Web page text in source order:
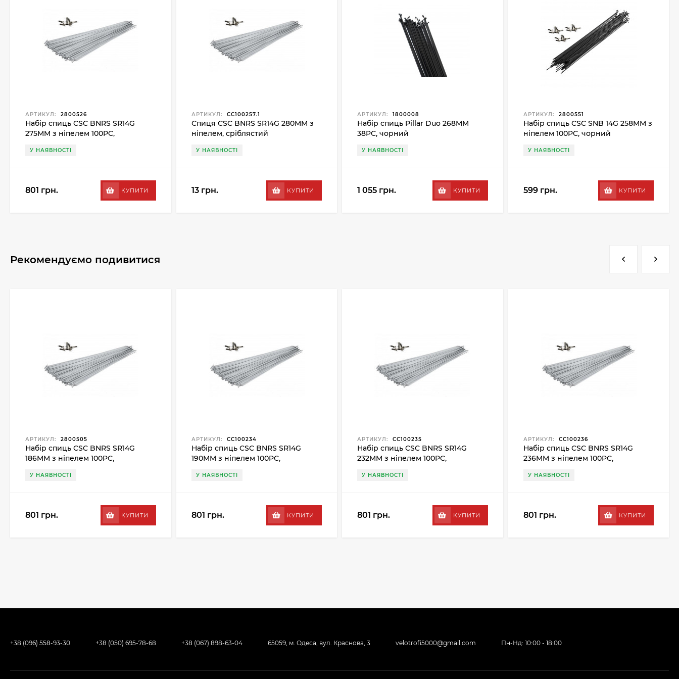
АРТИКУЛ: 2800526
Набір спиць CSC BNRS SR14G
275MM з ніпелем 100PC,
У НАЯВНОСТІ
801 грн. КУПИТИ
АРТИКУЛ: CC100257.1
Спиця CSC BNRS SR14G 280MM з
ніпелем, сріблястий
У НАЯВНОСТІ
13 грн. КУПИТИ
АРТИКУЛ: 1800008
Набір спиць Pillar Duo 268MM
38PC, чорний
У НАЯВНОСТІ
1 055 грн. КУПИТИ
АРТИКУЛ: 2800551
Набір спиць CSC SNB 14G 258MM з
ніпелем 100PC, чорний
У НАЯВНОСТІ
599 грн. КУПИТИ
Рекомендуємо подивитися
АРТИКУЛ: 2800505
Набір спиць CSC BNRS SR14G
186MM з ніпелем 100PC,
У НАЯВНОСТІ
801 грн. КУПИТИ
АРТИКУЛ: CC100234
Набір спиць CSC BNRS SR14G
190MM з ніпелем 100PC,
У НАЯВНОСТІ
801 грн. КУПИТИ
АРТИКУЛ: CC100235
Набір спиць CSC BNRS SR14G
232MM з ніпелем 100PC,
У НАЯВНОСТІ
801 грн. КУПИТИ
АРТИКУЛ: CC100236
Набір спиць CSC BNRS SR14G
236MM з ніпелем 100PC,
У НАЯВНОСТІ
801 грн. КУПИТИ
+38 (096) 558-93-30 +38 (050) 695-78-68 +38 (067) 898-63-04 65059, м. Одеса, вул. Краснова, 3 velotrofi5000@gmail.com Пн-Нд: 10:00 - 18:00